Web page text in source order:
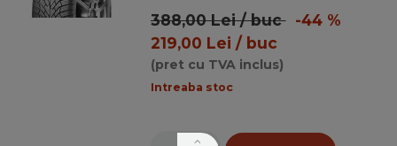
388,00 Lei / buc-44 %
219,00 Lei / buc
(pret cu TVA inclus)
Intreaba stoc